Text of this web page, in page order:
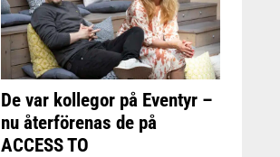
De var kollegor på Eventyr –
nu återförenas de på
ACCESS TO